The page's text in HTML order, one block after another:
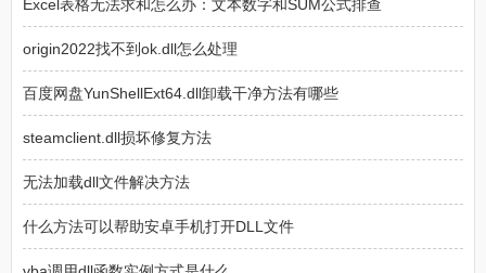
百度网盘YunShellExt64.dll卸载干净方法有哪些
steamclient.dll损坏修复方法
无法加载dll文件解决方法
什么方法可以帮助安卓手机打开DLL文件
vba调用dll函数实例方式是什么
怎么样才能解决文件未找到vba6.dll